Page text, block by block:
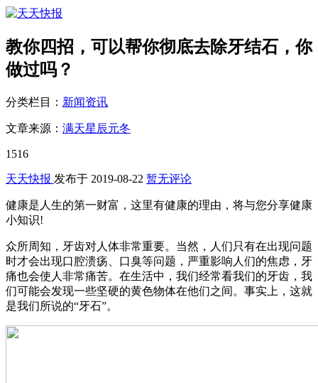
教你四招，可以帮你彻底去除牙结石，你
做过吗？
分类栏目： 新闻资讯
文章来源： 满天星辰元冬
1516
天天快报 发布于 2019-08-22 暂无评论
健康是人生的第一财富，这里有健康的理由，将与您分享健康
小知识!
众所周知，牙齿对人体非常重要。当然，人们只有在出现问题
时才会出现口腔溃疡、口臭等问题，严重影响人们的焦虑，牙
痛也会使人非常痛苦。在生活中，我们经常看我们的牙齿，我
们可能会发现一些坚硬的黄色物体在他们之间。事实上，这就
是我们所说的“牙石”。